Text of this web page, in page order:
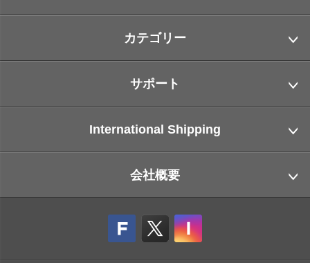
カテゴリー
サポート
International Shipping
会社概要